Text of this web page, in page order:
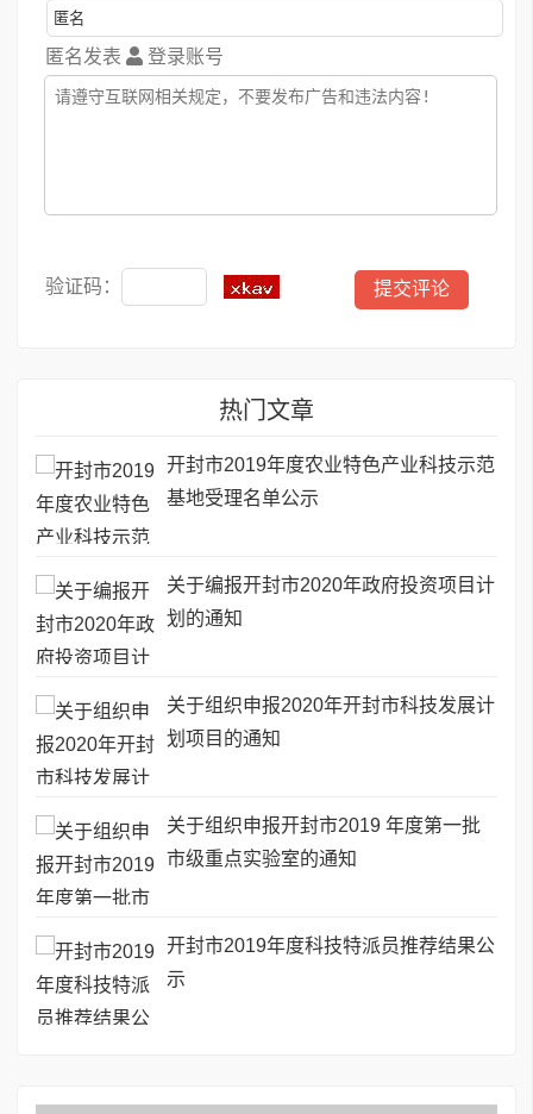
匿名发表 登录账号
验证码：
热门文章
开封市2019年度农业特色产业科技示范
基地受理名单公示
关于编报开封市2020年政府投资项目计
划的通知
关于组织申报2020年开封市科技发展计
划项目的通知
关于组织申报开封市2019 年度第一批
市级重点实验室的通知
开封市2019年度科技特派员推荐结果公
示